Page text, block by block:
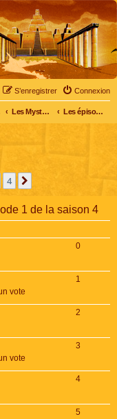
Connexion
S’enregistrer
Les Mystérieuses Cités d'Or : saison 4 (2020) Les épisodes de la saison 4
4
1 de la saison 4
0
1
vote
2
3
vote
4
5